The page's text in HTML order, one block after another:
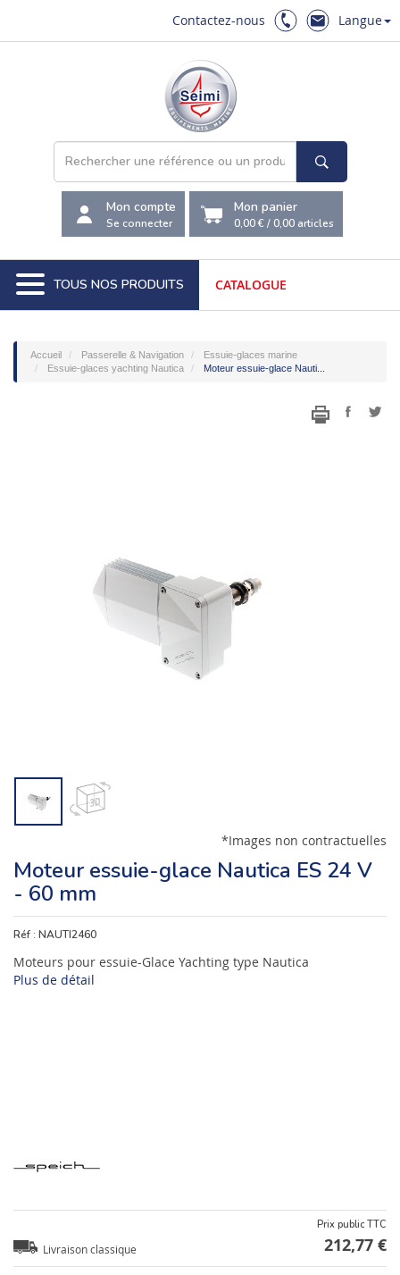
Contactez-nous Langue
Mon compte
Se connecter
Mon panier
0,00 €/0,00 articles
TOUS NOS PRODUITS CATALOGUE
Accueil Passerelle & Navigation
Essuie-glaces marine
Essuie-glaces yachting Nautica
Moteur essuie-glace Nauti...
*Images non contractuelles
Moteur essuie-glace Nautica ES 24 V
- 60 mm
Réf : NAUTI2460
Moteurs pour essuie-Glace Yachting type Nautica
Plus de détail
Livraison classique
Prix public TTC
212,77 €